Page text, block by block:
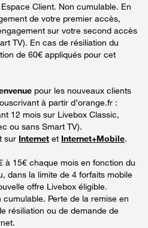
Client. Non cumulable. En
de votre premier accès,
sur votre second accès
TV). En cas de résiliation du
de 60€ appliqués pour cet
pour les nouveaux clients
à partir d’orange.fr :
12 mois sur Livebox Classic,
ou sans Smart TV).
sur Internet et Internet+Mobile.
à 15€ chaque mois en fonction du
dans la limite de 4 forfaits mobile
offre Livebox éligible.
Perte de la remise en
résiliation ou de demande de